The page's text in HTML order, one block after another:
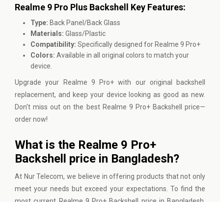
Realme 9 Pro Plus Backshell Key Features:
Type: Back Panel/Back Glass
Materials: Glass/Plastic
Compatibility: Specifically designed for Realme 9 Pro+
Colors: Available in all original colors to match your
device.
Upgrade your Realme 9 Pro+ with our original backshell
replacement, and keep your device looking as good as new.
Don't miss out on the best Realme 9 Pro+ Backshell price—
order now!
What is the Realme 9 Pro+
Backshell price in Bangladesh?
At Nur Telecom, we believe in offering products that not only
meet your needs but exceed your expectations. To find the